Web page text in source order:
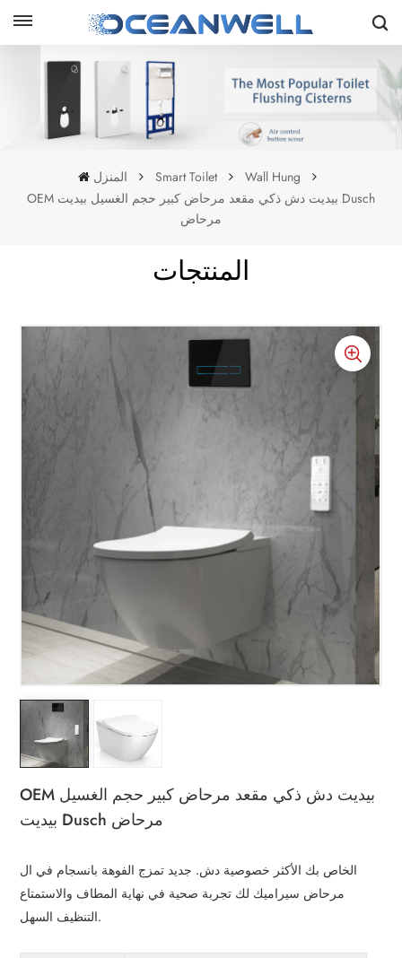
المنزل Smart Toilet
Wall Hung
OEM بيديت دش ذكي مقعد مرحاض كبير حجم الغسيل بيديت Dusch
مرحاض
المنتجات
OEM بيديت دش ذكي مقعد مرحاض كبير حجم الغسيل
بيديت Dusch مرحاض
الخاص بك الأكثر خصوصية دش. جديد تمزج الفوهة بانسجام في ال
مرحاض سيراميك لك تجربة صحية في نهاية المطاف والاستمتاع
التنظيف السهل.